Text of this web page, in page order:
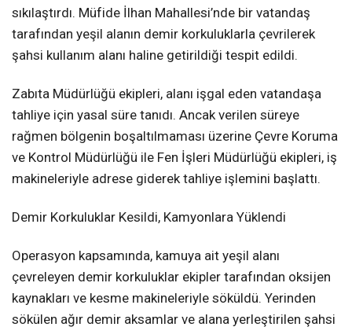
sıkılaştırdı. Müfide İlhan Mahallesi’nde bir vatandaş
tarafından yeşil alanın demir korkuluklarla çevrilerek
şahsi kullanım alanı haline getirildiği tespit edildi.
Zabıta Müdürlüğü ekipleri, alanı işgal eden vatandaşa
tahliye için yasal süre tanıdı. Ancak verilen süreye
rağmen bölgenin boşaltılmaması üzerine Çevre Koruma
ve Kontrol Müdürlüğü ile Fen İşleri Müdürlüğü ekipleri, iş
makineleriyle adrese giderek tahliye işlemini başlattı.
Demir Korkuluklar Kesildi, Kamyonlara Yüklendi
Operasyon kapsamında, kamuya ait yeşil alanı
çevreleyen demir korkuluklar ekipler tarafından oksijen
kaynakları ve kesme makineleriyle söküldü. Yerinden
sökülen ağır demir aksamlar ve alana yerleştirilen şahsi